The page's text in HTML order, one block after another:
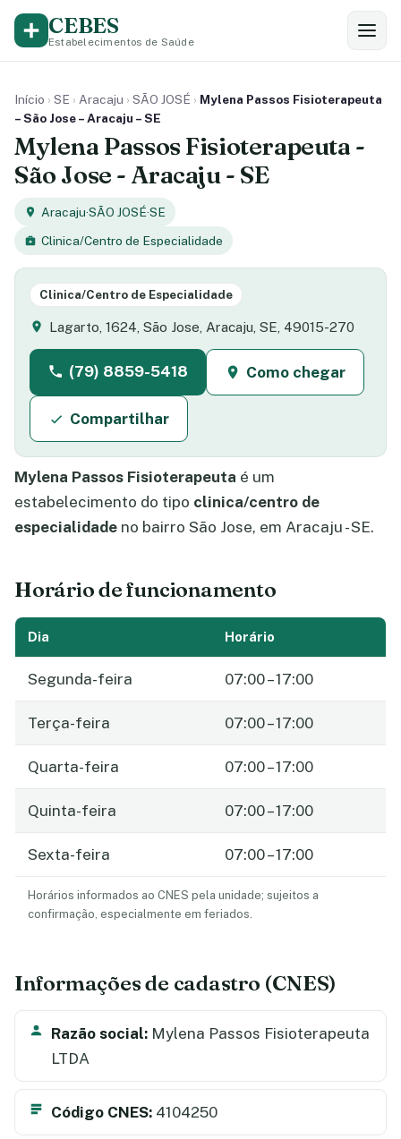
CEBES
Estabelecimentos de Saúde
Início › SE › Aracaju › SÃO JOSÉ › Mylena Passos Fisioterapeuta
– São Jose – Aracaju – SE
Mylena Passos Fisioterapeuta -
São Jose - Aracaju - SE
Aracaju·SÃO JOSÉ·SE
Clinica/Centro de Especialidade
Clinica/Centro de Especialidade
Lagarto, 1624, São Jose, Aracaju, SE, 49015-270
(79) 8859-5418 Como chegar
Compartilhar
Mylena Passos Fisioterapeuta é um
estabelecimento do tipo clinica/centro de
especialidade no bairro São Jose, em Aracaju - SE.
Horário de funcionamento
Dia Horário
Segunda-feira 07:00 – 17:00
Terça-feira 07:00 – 17:00
Quarta-feira 07:00 – 17:00
Quinta-feira 07:00 – 17:00
Sexta-feira 07:00 – 17:00
Horários informados ao CNES pela unidade; sujeitos a
confirmação, especialmente em feriados.
Informações de cadastro (CNES)
Razão social: Mylena Passos Fisioterapeuta
LTDA
Código CNES: 4104250